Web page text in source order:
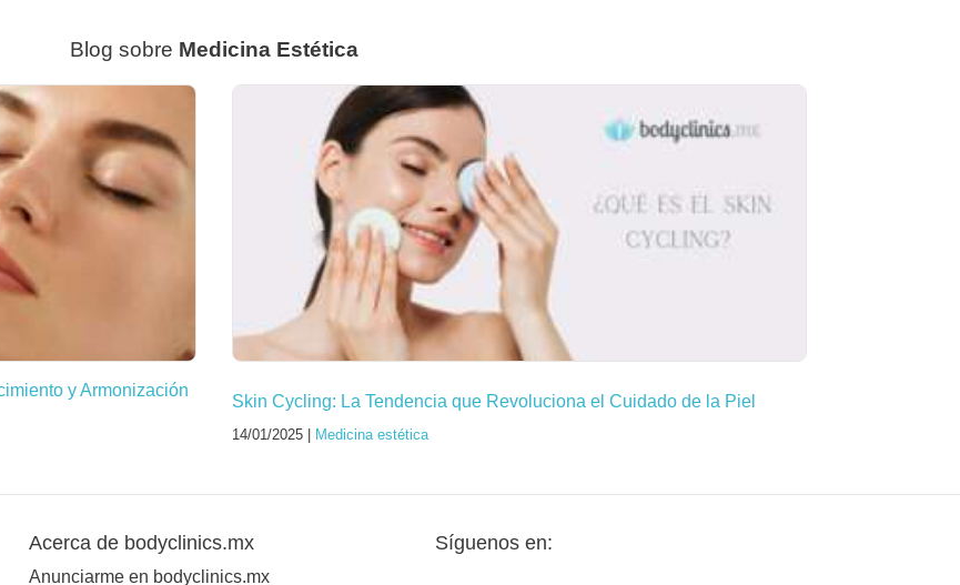
Blog sobre Medicina Estética
y Armonización
Skin Cycling: La Tendencia que Revoluciona el Cuidado de la Piel
14/01/2025 | Medicina estética
Acerca de bodyclinics.mx
Anunciarme en bodyclinics.mx
Síguenos en: